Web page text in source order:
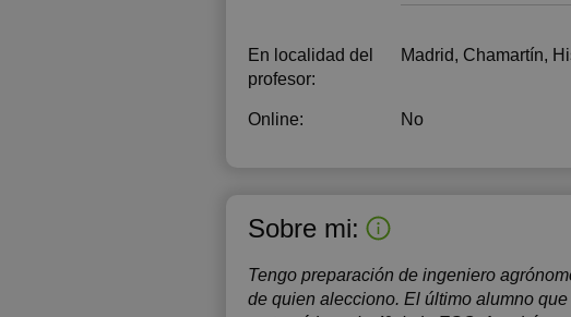
En localidad del
profesor:
Madrid, Chamartín,
Online: No
Sobre mi:
Tengo preparación de ingeniero
de quien alecciono. El último alumno